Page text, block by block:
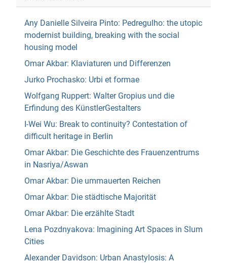
Any Danielle Silveira Pinto: Pedregulho: the utopic
modernist building, breaking with the social
housing model
Omar Akbar: Klaviaturen und Differenzen
Jurko Prochasko: Urbi et formae
Wolfgang Ruppert: Walter Gropius und die
Erfindung des KünstlerGestalters
I-Wei Wu: Break to continuity? Contestation of
difficult heritage in Berlin
Omar Akbar: Die Geschichte des Frauenzentrums
in Nasriya/Aswan
Omar Akbar: Die ummauerten Reichen
Omar Akbar: Die städtische Majorität
Omar Akbar: Die erzählte Stadt
Lena Pozdnyakova: Imagining Art Spaces in Slum
Cities
Alexander Davidson: Urban Anastylosis: A